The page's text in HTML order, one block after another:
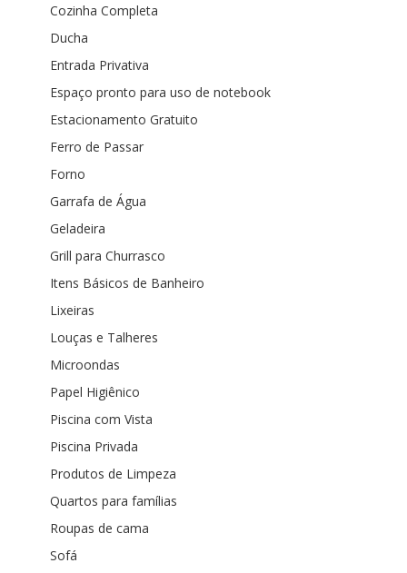
Cozinha Completa
Ducha
Entrada Privativa
Espaço pronto para uso de notebook
Estacionamento Gratuito
Ferro de Passar
Forno
Garrafa de Água
Geladeira
Grill para Churrasco
Itens Básicos de Banheiro
Lixeiras
Louças e Talheres
Microondas
Papel Higiênico
Piscina com Vista
Piscina Privada
Produtos de Limpeza
Quartos para famílias
Roupas de cama
Sofá